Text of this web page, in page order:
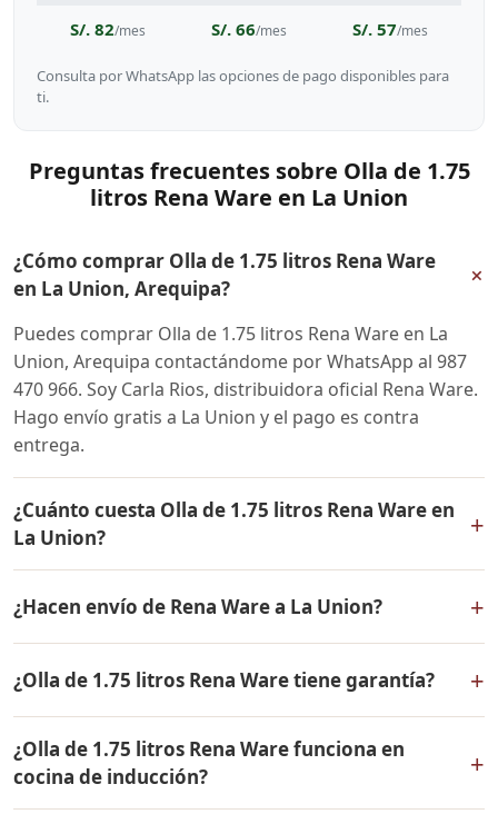
S/. 82/mes S/. 66/mes S/. 57/mes
Consulta por WhatsApp las opciones de pago disponibles para
ti.
Preguntas frecuentes sobre Olla de 1.75
litros Rena Ware en La Union
¿Cómo comprar Olla de 1.75 litros Rena Ware
en La Union, Arequipa?
+
Puedes comprar Olla de 1.75 litros Rena Ware en La
Union, Arequipa contactándome por WhatsApp al 987
470 966. Soy Carla Rios, distribuidora oficial Rena Ware.
Hago envío gratis a La Union y el pago es contra
entrega.
¿Cuánto cuesta Olla de 1.75 litros Rena Ware en
La Union?
+
en todo el Perú. Contáctame por WhatsApp para
conocer el precio actual, promociones disponibles y
facilidades de pago en cuotas desde el 10% de inicial.
¿Hacen envío de Rena Ware a La Union? +
Ware a La Union, Arequipa y a todo el Perú. El pago es
contra entrega.
¿Olla de 1.75 litros Rena Ware tiene garantía? +
vida contra defectos de fabricación. Todos los
productos Rena Ware están fabricados en acero
inoxidable quirúrgico 18/10 de la más alta calidad.
¿Olla de 1.75 litros Rena Ware funciona en
cocina de inducción?
+